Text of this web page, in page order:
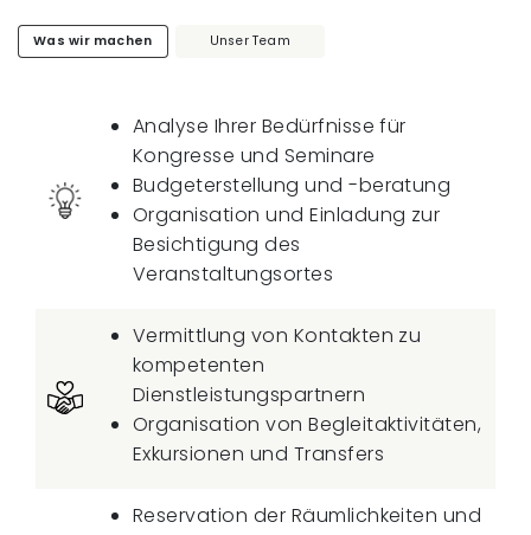
Was wir machen Unser Team
Analyse Ihrer Bedürfnisse für
Kongresse und Seminare
Budgeterstellung und -beratung
Organisation und Einladung zur
Besichtigung des
Veranstaltungsortes
Vermittlung von Kontakten zu
kompetenten
Dienstleistungspartnern
Organisation von Begleitaktivitäten,
Exkursionen und Transfers
Reservation der Räumlichkeiten und